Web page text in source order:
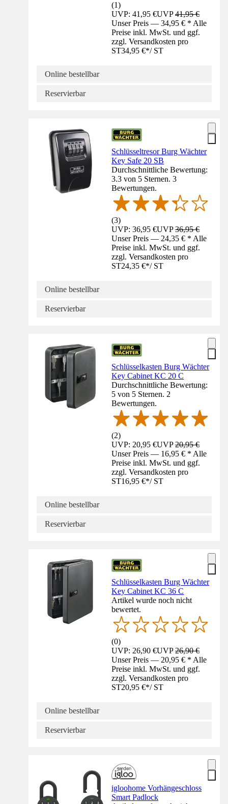
(1)
UVP: 41,95 €UVP41,95 €
Unser Preis — 34,95 € * Alle
Preise inkl. MwSt. und ggf.
zzgl. Versandkosten pro
ST34,95 €*/ ST
Online bestellbar
Reservierbar
Schlüsseltresor Burg Wächter
Key Safe 20 SB
Durchschnittliche Bewertung:
3.3 von 5 Sternen. 3
Bewertungen.
(3)
UVP: 36,95 €UVP36,95 €
Unser Preis — 24,35 € * Alle
Preise inkl. MwSt. und ggf.
zzgl. Versandkosten pro
ST24,35 €*/ ST
Online bestellbar
Reservierbar
Schlüsselkasten Burg Wächter
Key Cabinet KC 20 C
Durchschnittliche Bewertung:
5 von 5 Sternen. 2
Bewertungen.
(2)
UVP: 20,95 €UVP20,95 €
Unser Preis — 16,95 € * Alle
Preise inkl. MwSt. und ggf.
zzgl. Versandkosten pro
ST16,95 €*/ ST
Online bestellbar
Reservierbar
Schlüsselkasten Burg Wächter
Key Cabinet KC 36 C
Artikel wurde noch nicht
bewertet.
(0)
UVP: 26,90 €UVP26,90 €
Unser Preis — 20,95 € * Alle
Preise inkl. MwSt. und ggf.
zzgl. Versandkosten pro
ST20,95 €*/ ST
Online bestellbar
Reservierbar
igloohome Vorhängeschloss
Smart Padlock